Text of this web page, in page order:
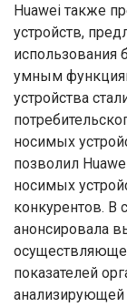
Huawei также
устройств,
использования
умным
устройства
носимых
позволил
носимых
конкурентов. В
анонсировала
показателей
анализирующей